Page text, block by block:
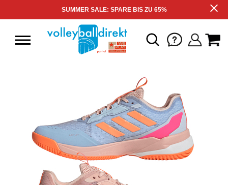
SUMMER SALE: SPARE BIS ZU 65%